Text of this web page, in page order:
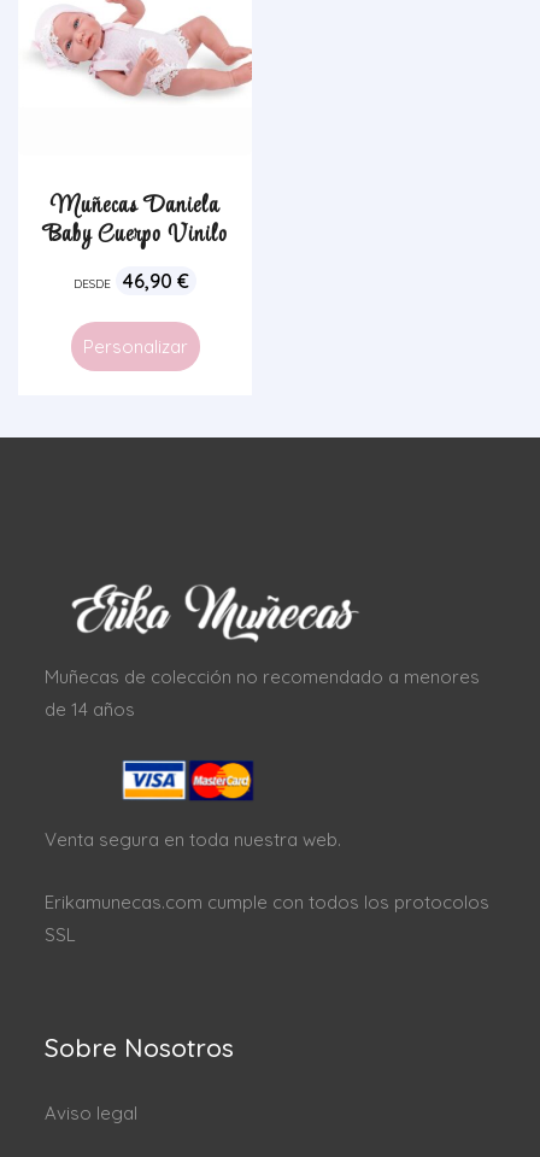
Muñecas Daniela
Baby Cuerpo Vinilo
DESDE 46,90 €
Personalizar
Muñecas de colección no recomendado a menores
de 14 años
Venta segura en toda nuestra web.
Erikamunecas.com cumple con todos los protocolos
SSL
Sobre Nosotros
Aviso legal